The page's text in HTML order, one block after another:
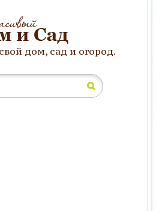
дом, сад и огород.